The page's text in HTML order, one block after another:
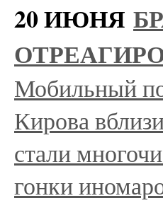
20 ИЮНЯ
Мобильный
Кирова
стали
гонки